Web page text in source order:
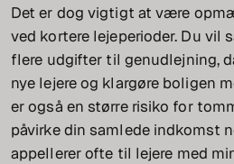
Det er dog vigtigt at være
ved kortere lejeperioder. Du vil
flere udgifter til genudlejning,
nye lejere og klargøre boligen
er også en større risiko for
påvirke din samlede indkomst
appellerer ofte til lejere med